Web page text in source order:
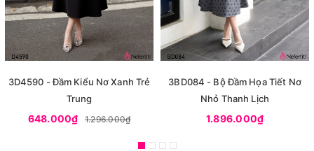
3D4590 - Đầm Kiểu Nơ Xanh Trẻ
Trung
648.000₫ 1.296.000₫
3BD084 - Bộ Đầm Họa Tiết Nơ
Nhỏ Thanh Lịch
1.896.000₫